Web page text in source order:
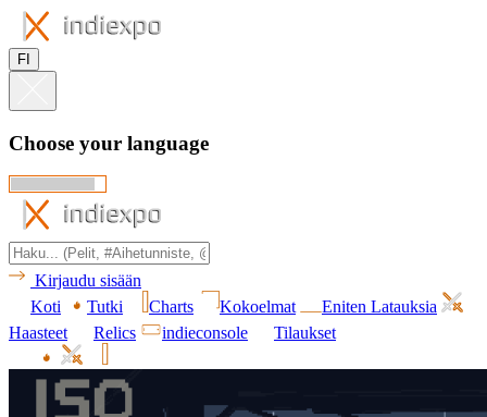
FI
Choose your language
Kirjaudu sisään
Koti
Tutki Charts Kokoelmat
Eniten Latauksia
Haasteet
Relics indieconsole Tilaukset